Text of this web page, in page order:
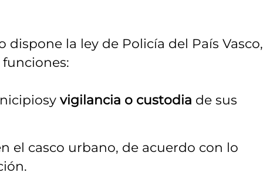
dispone la ley de Policía del País Vasco,
vigilancia o custodia de sus
el casco urbano, de acuerdo con lo